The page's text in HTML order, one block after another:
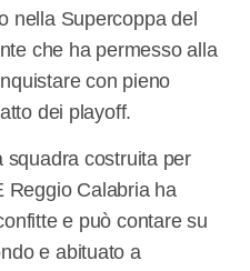
nella Supercoppa del
che ha permesso alla
con pieno
dei playoff.
squadra costruita per
Reggio Calabria ha
e può contare su
e abituato a